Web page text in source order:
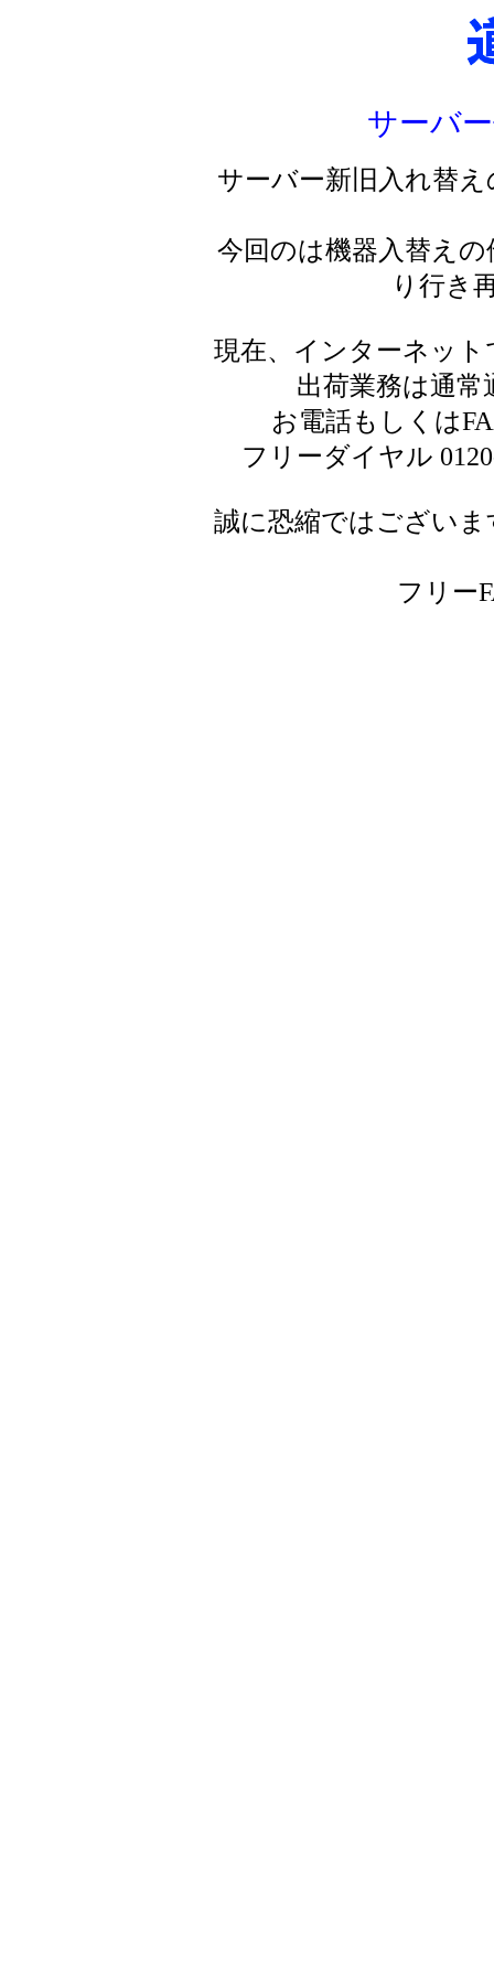
サーバ
サーバー新旧入れ替
今回のは機器入替え
り行き
現在、インターネッ
出荷業務は通
お電話もしくは
フリーダイヤル
誠に恐縮ではござい
フリー